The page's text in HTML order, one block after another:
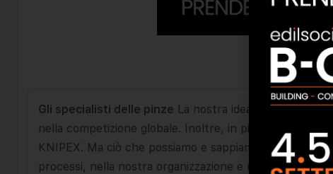
Gli specialisti delle pinze La nostra idea di base è
nella competizione globale. Inoltre, in più di 135 anni
KNIPEX. Ma ciò che possiamo e sappiamo oggi non
processi, nella nostra organizzazione e nelle nostre